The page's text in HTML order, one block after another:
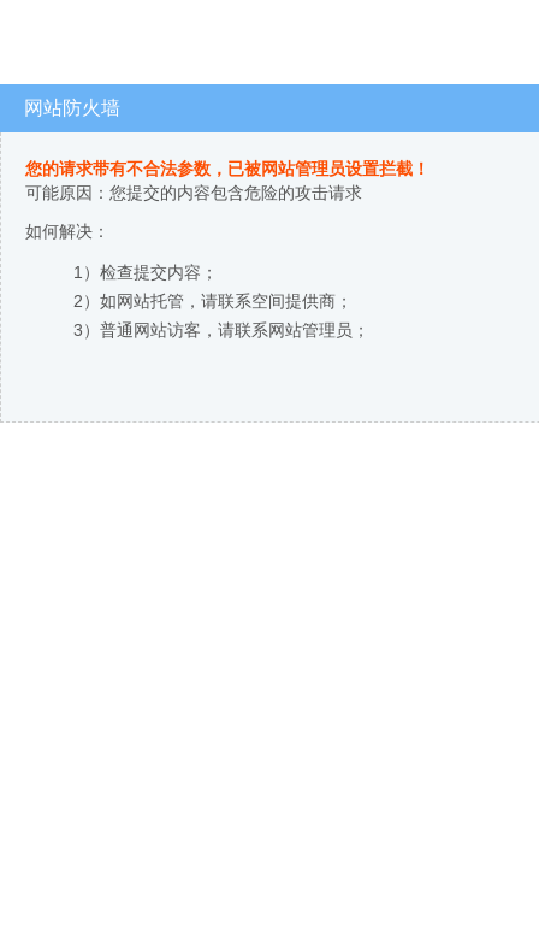
网站防火墙
您的请求带有不合法参数，已被网站管理员设置拦截！
可能原因：您提交的内容包含危险的攻击请求
如何解决：
1）检查提交内容；
2）如网站托管，请联系空间提供商；
3）普通网站访客，请联系网站管理员；